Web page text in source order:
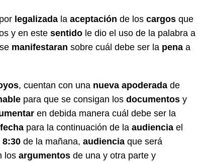
legalizada la aceptación de los cargos que
y en este sentido le dio el uso de la palabra a
manifestaran sobre cuál debe ser la pena a
, cuentan con una nueva apoderada de
para que se consigan los documentos y
en debida manera cuál debe ser la
fecha para la continuación de la audiencia el
8:30 de la mañana, audiencia que será
los argumentos de una y otra parte y